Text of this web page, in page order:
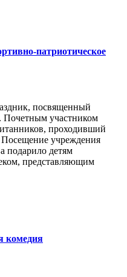
патриотическое
посвященный
участником
проходивший
Посещение учреждения
подарило детям
представляющим
комедия